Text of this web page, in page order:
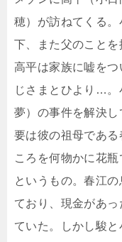
穂）が訪ねてくる
下、また父のことを
高平は家族に嘘を
じさまとひより…。
夢）の事件を解決
要は彼の祖母であ
ころを何物かに花
というもの。春江
ており、現金があ
ていた。しかし駿